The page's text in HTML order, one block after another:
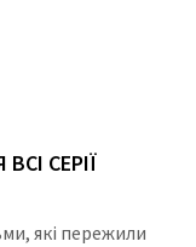
СЕРІЇ
які пережили